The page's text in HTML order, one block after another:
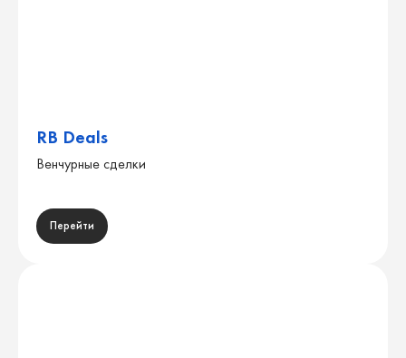
RB Deals
Венчурные сделки
Перейти